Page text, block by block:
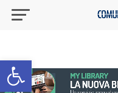
Apri la barra degli strumenti